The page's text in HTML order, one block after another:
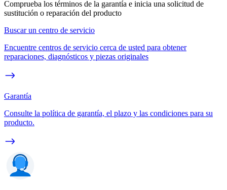
Comprueba los términos de la garantía e inicia una solicitud de
sustitución o reparación del producto
Buscar un centro de servicio
Encuentre centros de servicio cerca de usted para obtener
reparaciones, diagnósticos y piezas originales
Garantía
Consulte la política de garantía, el plazo y las condiciones para su
producto.